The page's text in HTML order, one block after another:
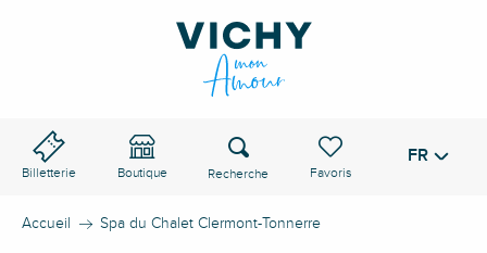
Billetterie Boutique
Voir les favoris
Recherche FR
Accueil Spa du Chalet Clermont-Tonnerre